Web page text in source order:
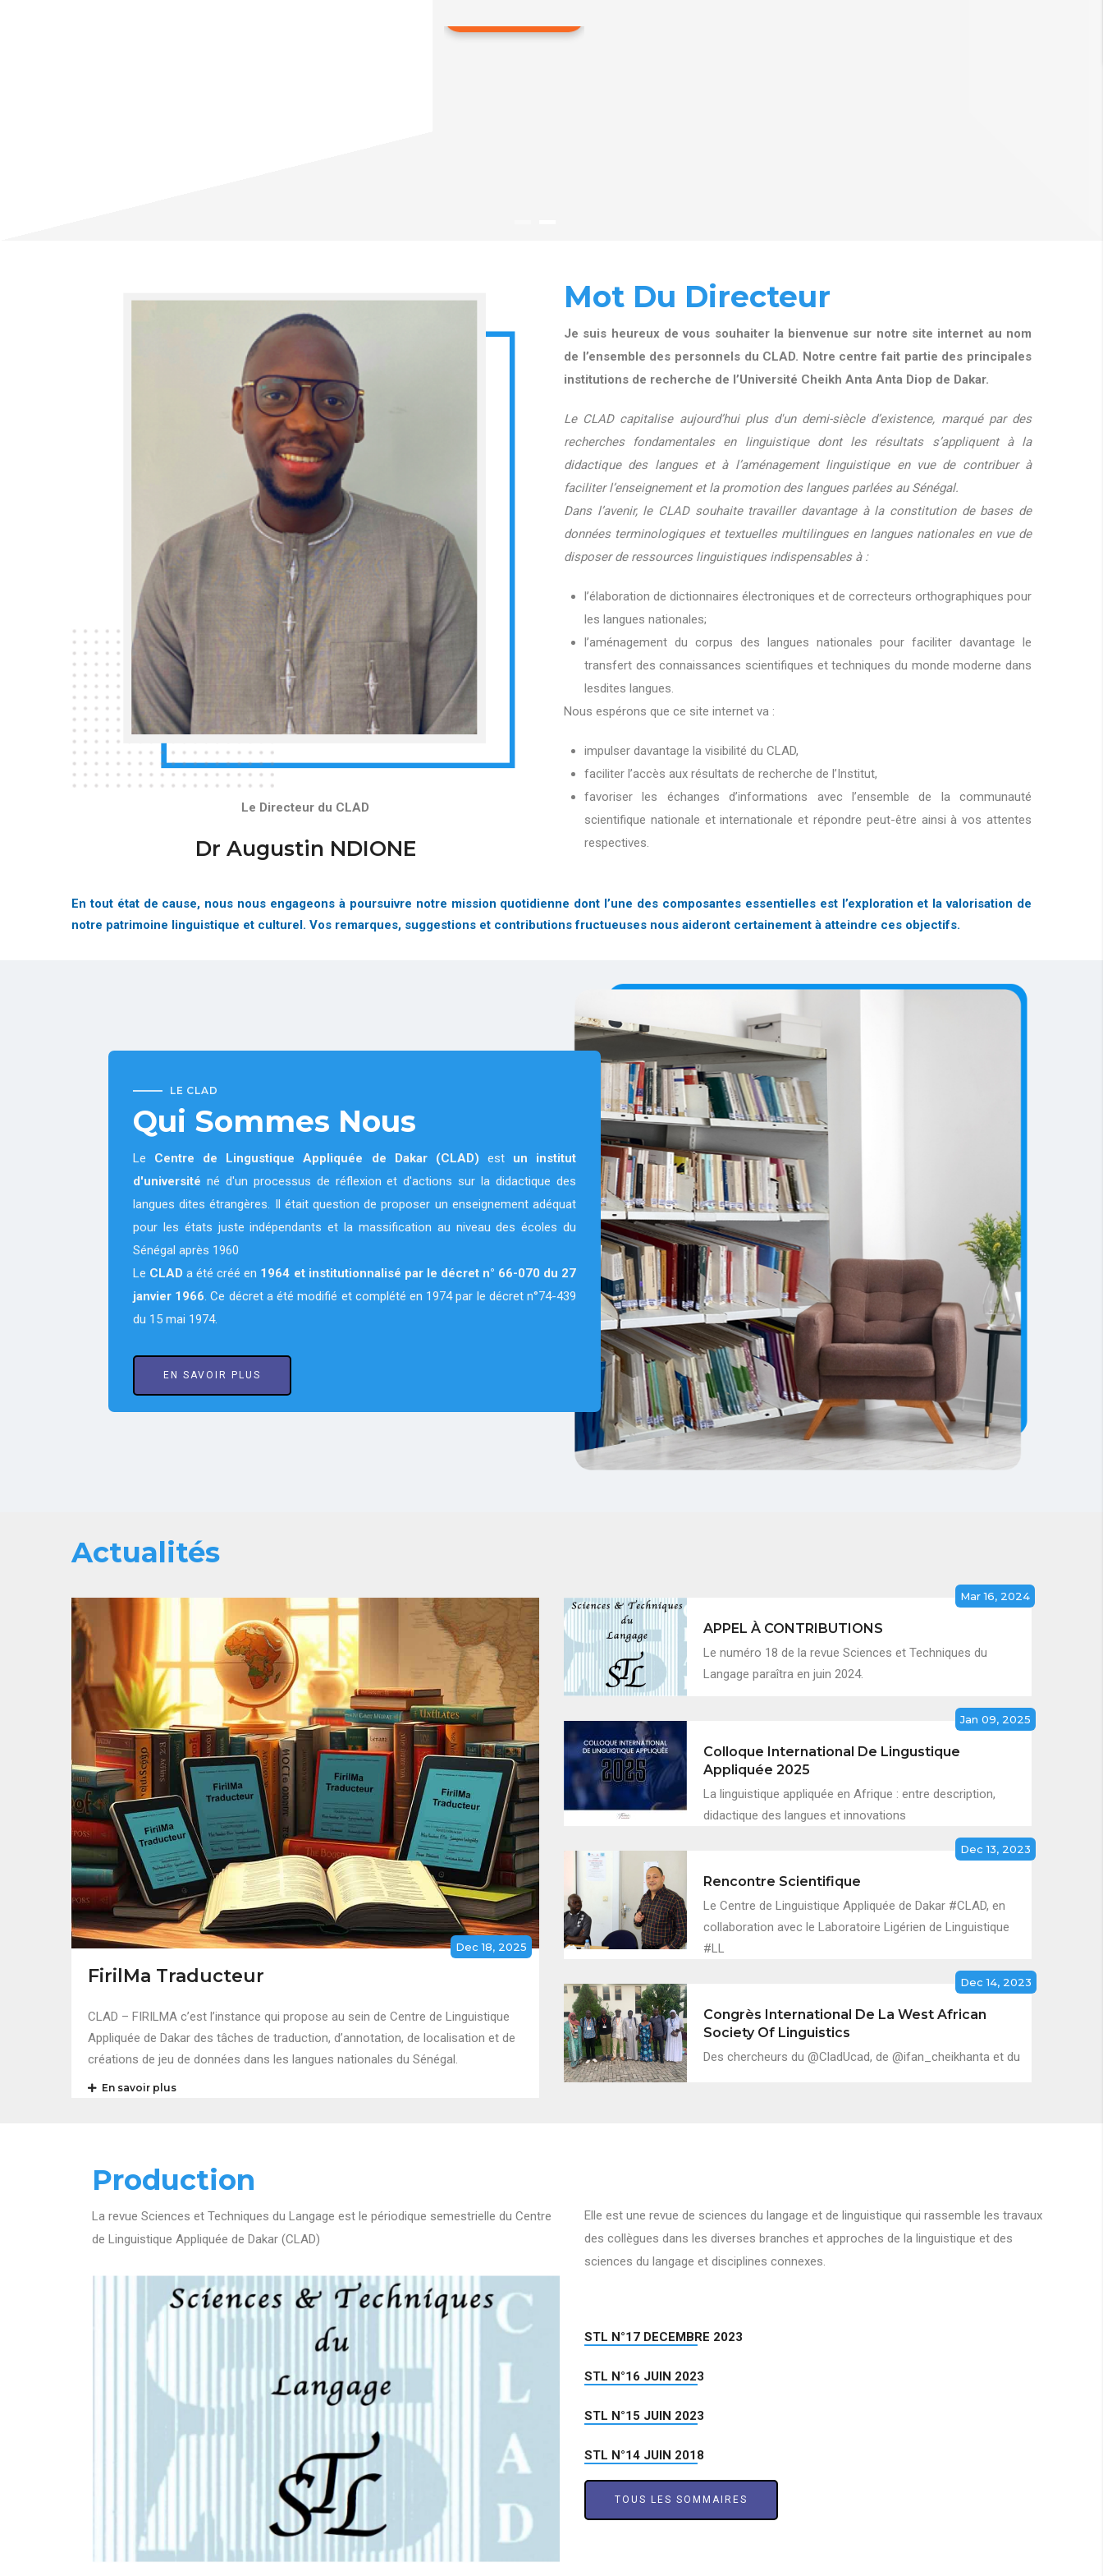
Le Directeur du CLAD
Dr Augustin NDIONE
Mot Du Directeur
Je suis heureux de vous souhaiter la bienvenue sur notre site internet au nom
de l’ensemble des personnels du CLAD. Notre centre fait partie des principales
institutions de recherche de l’Université Cheikh Anta Anta Diop de Dakar.
Le CLAD capitalise aujourd’hui plus d'un demi-siècle d’existence, marqué par des
recherches fondamentales en linguistique dont les résultats s’appliquent à la
didactique des langues et à l’aménagement linguistique en vue de contribuer à
faciliter l’enseignement et la promotion des langues parlées au Sénégal.
Dans l’avenir, le CLAD souhaite travailler davantage à la constitution de bases de
données terminologiques et textuelles multilingues en langues nationales en vue de
disposer de ressources linguistiques indispensables à :
l’élaboration de dictionnaires électroniques et de correcteurs orthographiques pour
les langues nationales;
l’aménagement du corpus des langues nationales pour faciliter davantage le
transfert des connaissances scientifiques et techniques du monde moderne dans
lesdites langues.
Nous espérons que ce site internet va :
impulser davantage la visibilité du CLAD,
faciliter l’accès aux résultats de recherche de l’Institut,
favoriser les échanges d’informations avec l’ensemble de la communauté
scientifique nationale et internationale et répondre peut-être ainsi à vos attentes
respectives.
En tout état de cause, nous nous engageons à poursuivre notre mission quotidienne dont l’une des composantes essentielles est l’exploration et la valorisation de
notre patrimoine linguistique et culturel. Vos remarques, suggestions et contributions fructueuses nous aideront certainement à atteindre ces objectifs.
LE CLAD
Qui Sommes Nous
Le Centre de Lingustique Appliquée de Dakar (CLAD) est un institut
d'université né d'un processus de réflexion et d'actions sur la didactique des
langues dites étrangères. Il était question de proposer un enseignement adéquat
pour les états juste indépendants et la massification au niveau des écoles du
Sénégal après 1960
Le CLAD a été créé en 1964 et institutionnalisé par le décret n° 66-070 du 27
janvier 1966. Ce décret a été modifié et complété en 1974 par le décret n°74-439
du 15 mai 1974.
EN SAVOIR PLUS
Actualités
Dec 18, 2025
FirilMa Traducteur
CLAD – FIRILMA c’est l’instance qui propose au sein de Centre de Linguistique
Appliquée de Dakar des tâches de traduction, d’annotation, de localisation et de
créations de jeu de données dans les langues nationales du Sénégal.
En savoir plus
Mar 16, 2024
APPEL À CONTRIBUTIONS
Le numéro 18 de la revue Sciences et Techniques du
Langage paraîtra en juin 2024.
Jan 09, 2025
Colloque International De Lingustique
Appliquée 2025
La linguistique appliquée en Afrique : entre description,
didactique des langues et innovations
Dec 13, 2023
Rencontre Scientifique
Le Centre de Linguistique Appliquée de Dakar #CLAD, en
collaboration avec le Laboratoire Ligérien de Linguistique
#LL
Dec 14, 2023
Congrès International De La West African
Society Of Linguistics
Des chercheurs du @CladUcad, de @ifan_cheikhanta et du
Production
La revue Sciences et Techniques du Langage est le périodique semestrielle du Centre
de Linguistique Appliquée de Dakar (CLAD)
Elle est une revue de sciences du langage et de linguistique qui rassemble les travaux
des collègues dans les diverses branches et approches de la linguistique et des
sciences du langage et disciplines connexes.
STL N°17 DECEMBRE 2023
STL N°16 JUIN 2023
STL N°15 JUIN 2023
STL N°14 JUIN 2018
TOUS LES SOMMAIRES